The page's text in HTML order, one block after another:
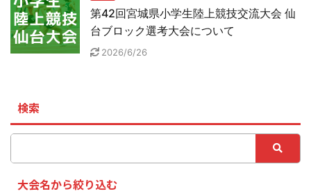
第42回宮城県小学生陸上競技交流大会 仙
台ブロック選考大会について
2026/6/26
検索
大会名から絞り込む